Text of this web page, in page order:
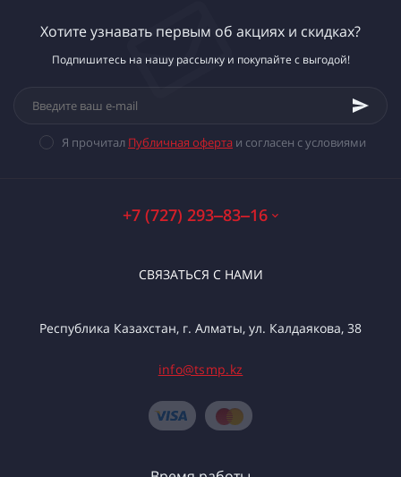
Хотите узнавать первым об акциях и скидках?
Подпишитесь на нашу рассылку и покупайте с выгодой!
Я прочитал Публичная оферта и согласен с условиями
+7 (727) 293‒83‒16
СВЯЗАТЬСЯ С НАМИ
Республика Казахстан, г. Алматы, ул. Калдаякова, 38
info@tsmp.kz